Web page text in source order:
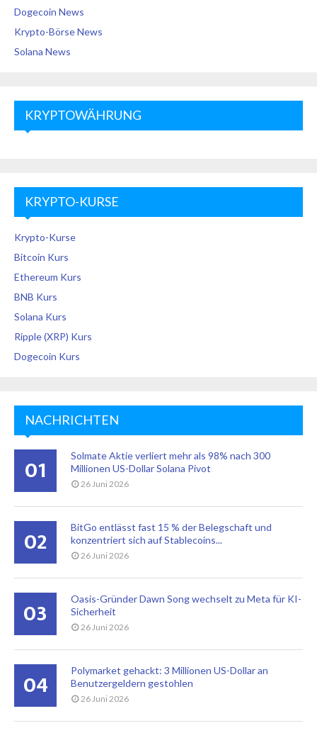
Dogecoin News
Krypto-Börse News
Solana News
KRYPTOWÄHRUNG
KRYPTO-KURSE
Krypto-Kurse
Bitcoin Kurs
Ethereum Kurs
BNB Kurs
Solana Kurs
Ripple (XRP) Kurs
Dogecoin Kurs
NACHRICHTEN
01
Solmate Aktie verliert mehr als 98% nach 300
Millionen US-Dollar Solana Pivot
26 Juni 2026
02
BitGo entlässt fast 15 % der Belegschaft und
konzentriert sich auf Stablecoins...
26 Juni 2026
03
Oasis-Gründer Dawn Song wechselt zu Meta für KI-
Sicherheit
26 Juni 2026
04
Polymarket gehackt: 3 Millionen US-Dollar an
Benutzergeldern gestohlen
26 Juni 2026